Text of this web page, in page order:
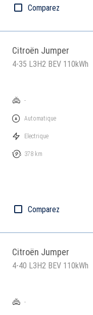
Comparez
Citroën Jumper
4-35 L3H2 BEV 110kWh
-
Automatique
Electrique
378 km
Comparez
Citroën Jumper
4-40 L3H2 BEV 110kWh
-